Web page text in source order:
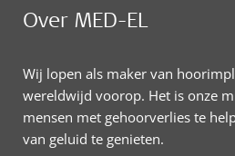
Over MED-EL
Wij lopen als maker van
wereldwijd voorop. Het is onze
mensen met gehoorverlies te
van geluid te genieten.